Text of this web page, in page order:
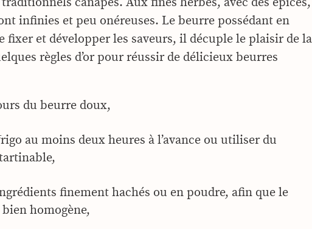
infinies et peu onéreuses. Le beurre possédant en
fixer et développer les saveurs, il décuple le plaisir de la
règles d’or pour réussir de délicieux beurres
du beurre doux,
au moins deux heures à l’avance ou utiliser du
finement hachés ou en poudre, afin que le
homogène,